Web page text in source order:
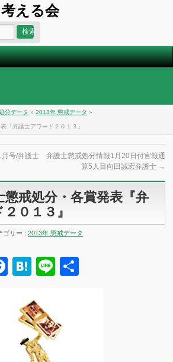
える会
分データ »2013年 懲戒データ »
『弁護士アワード２０１３』
月号/弁護士
弁護士懲戒処分情報1月20日付官報通
算5人目向田誠宏弁護士 →
懲戒処分・各賞発表『弁
０１３』
ゴリー :2013年 懲戒データ
Facebook
Hatena
Line